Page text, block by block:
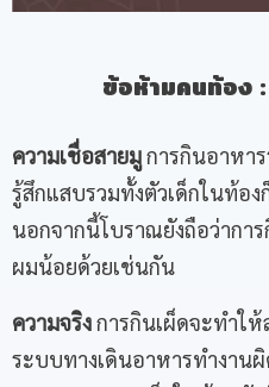
ข้อห้ามคนท้อง:
ความเชื่อสายมูการกินอาหา
รู้สึกแสบรวมทั้งตัวเด็กในท้อ
นอกจากนี้โบราณยังถือว่ากา
ผมน้อยด้วยเช่นกัน
ความจริงการกินเผ็ดจะทำใ
ระบบทางเดินอาหารทำงาน